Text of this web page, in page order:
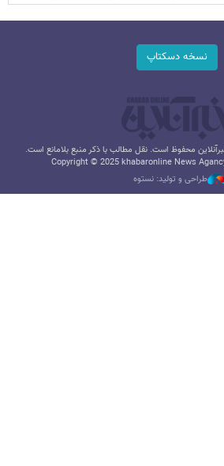
نسخه دسکتاپ
محفوظ است. نقل مطالب با ذکر منبع بلامانع است.
Copyright © 2025 khabaronline News
طراحی و تولید: نستوه